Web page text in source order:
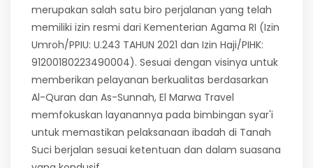
merupakan salah satu biro perjalanan yang telah
memiliki izin resmi dari Kementerian Agama RI (Izin
Umroh/PPIU: U.243 TAHUN 2021 dan Izin Haji/PIHK:
91200180223490004). Sesuai dengan visinya untuk
memberikan pelayanan berkualitas berdasarkan
Al-Quran dan As-Sunnah, El Marwa Travel
memfokuskan layanannya pada bimbingan syar'i
untuk memastikan pelaksanaan ibadah di Tanah
Suci berjalan sesuai ketentuan dan dalam suasana